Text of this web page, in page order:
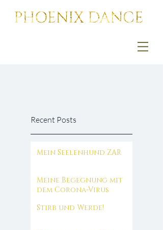
Recent Posts
Mein Seelenhund ZAR
Meine Begegnung mit
dem Corona-Virus
Stirb und Werde!